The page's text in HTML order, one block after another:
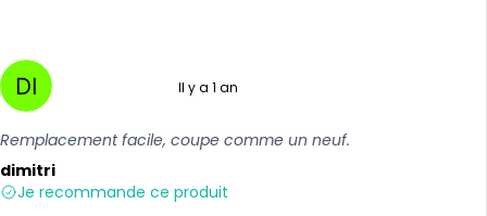
Il y a 1 an
Remplacement facile, coupe comme un neuf.
dimitri
Je recommande ce produit